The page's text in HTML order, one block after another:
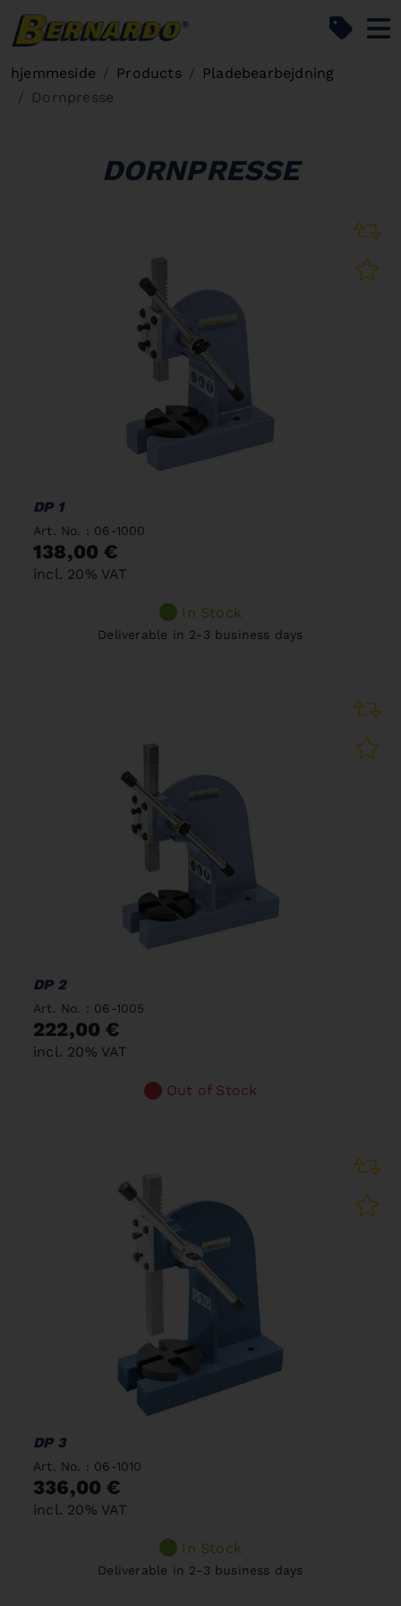
hjemmeside Products
Pladebearbejdning
Dornpresse
DORNPRESSE
DP 1
Art. No. : 06-1000
138,00 €
incl. 20% VAT
In Stock
Deliverable in 2-3 business days
DP 2
Art. No. : 06-1005
222,00 €
incl. 20% VAT
Out of Stock
DP 3
Art. No. : 06-1010
336,00 €
incl. 20% VAT
In Stock
Deliverable in 2-3 business days